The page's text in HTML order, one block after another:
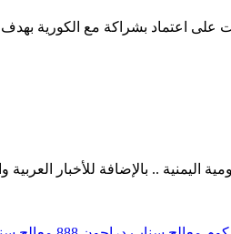
اعتماد بشراكة مع الكورية بهدف
اليمنية .. بالإضافة للأخبار العربية